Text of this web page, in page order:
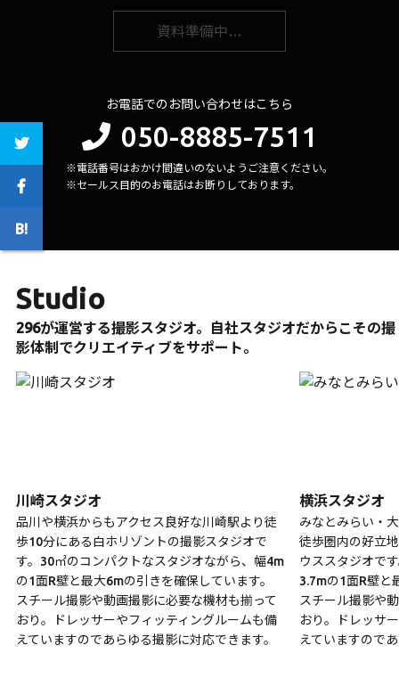
資料準備中…
お電話でのお問い合わせはこちら
050-8885-7511
※電話番号はおかけ間違いのないようご注意ください。
※セールス目的のお電話はお断りしております。
Studio
296が運営する撮影スタジオ。自社スタジオだからこその撮
影体制でクリエイティブをサポート。
川崎スタジオ
品川や横浜からもアクセス良好な川崎駅より徒
歩10分にある白ホリゾントの撮影スタジオで
す。30㎡のコンパクトなスタジオながら、幅4m
の1面R壁と最大6mの引きを確保しています。
スチール撮影や動画撮影に必要な機材も揃って
おり。ドレッサーやフィッティングルームも備
えていますのであらゆる撮影に対応できます。
横浜スタジオ
みなとみらい・
徒歩圏内の好立
ウススタジオで
3.7mの1面R壁と
スチール撮影や
おり。ドレッサ
えていますので